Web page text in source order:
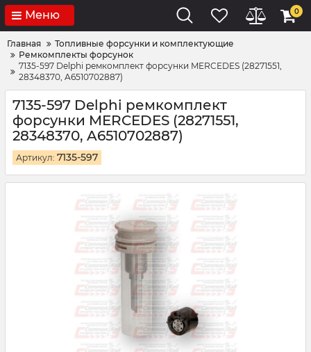
Меню 0
Главная
Топливные форсунки и комплектующие
Ремкомплекты форсунок
7135-597 Delphi ремкомплект форсунки MERCEDES (28271551,
28348370, A6510702887)
7135-597 Delphi ремкомплект
форсунки MERCEDES (28271551,
28348370, A6510702887)
Артикул: 7135-597